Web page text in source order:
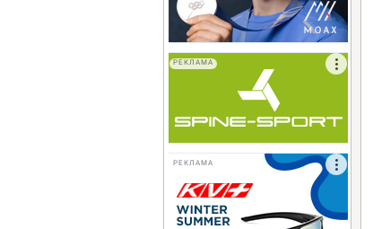
РЕКЛАМА
РЕКЛАМА